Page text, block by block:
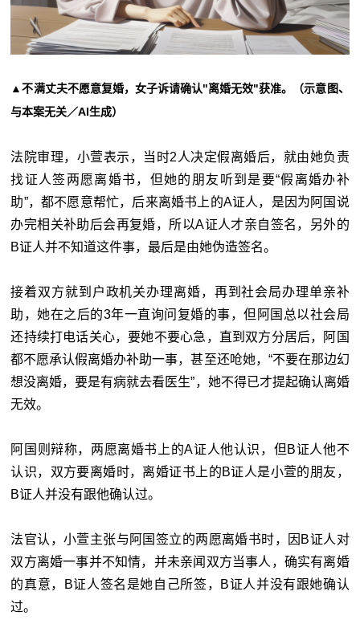
▲不满丈夫不愿意复婚，女子诉请确认"离婚无效"获准。（示意图、
与本案无关／AI生成）
法院审理，小萱表示，当时2人决定假离婚后，就由她负责
找证人签两愿离婚书，但她的朋友听到是要“假离婚办补
助”，都不愿意帮忙，后来离婚书上的A证人，是因为阿国说
办完相关补助后会再复婚，所以A证人才亲自签名，另外的
B证人并不知道这件事，最后是由她伪造签名。
接着双方就到户政机关办理离婚，再到社会局办理单亲补
助，她在之后的3年一直询问复婚的事，但阿国总以社会局
还持续打电话关心，要她不要心急，直到双方分居后，阿国
都不愿承认假离婚办补助一事，甚至还呛她，“不要在那边幻
想没离婚，要是有病就去看医生”，她不得已才提起确认离婚
无效。
阿国则辩称，两愿离婚书上的A证人他认识，但B证人他不
认识，双方要离婚时，离婚证书上的B证人是小萱的朋友，
B证人并没有跟他确认过。
法官认，小萱主张与阿国签立的两愿离婚书时，因B证人对
双方离婚一事并不知情，并未亲闻双方当事人，确实有离婚
的真意，B证人签名是她自己所签，B证人并没有跟她确认
过。